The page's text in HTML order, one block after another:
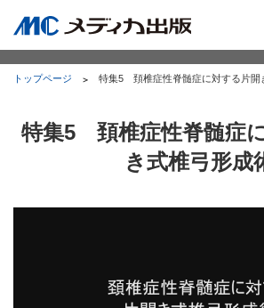
トップページ 特集5 頚椎症性脊髄症に対する片開
特集5 頚椎症性脊髄症
き式椎弓形成